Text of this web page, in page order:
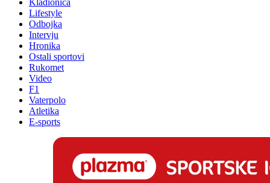
Kladionica
Lifestyle
Odbojka
Intervju
Hronika
Ostali sportovi
Rukomet
Video
F1
Vaterpolo
Atletika
E-sports